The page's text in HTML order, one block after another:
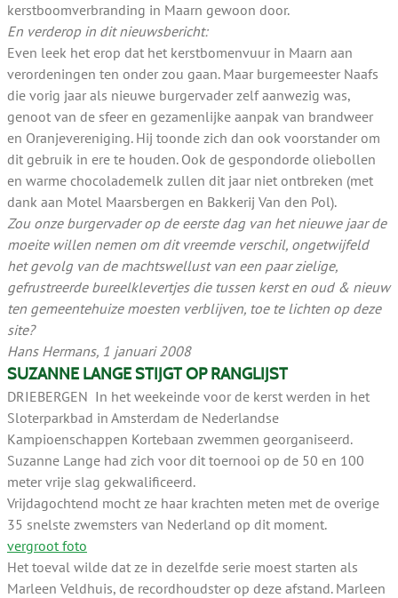
kerstboomverbranding in Maarn gewoon door.
En verderop in dit nieuwsbericht:
Even leek het erop dat het kerstbomenvuur in Maarn aan
verordeningen ten onder zou gaan. Maar burgemeester Naafs
die vorig jaar als nieuwe burgervader zelf aanwezig was,
genoot van de sfeer en gezamenlijke aanpak van brandweer
en Oranjevereniging. Hij toonde zich dan ook voorstander om
dit gebruik in ere te houden. Ook de gespondorde oliebollen
en warme chocolademelk zullen dit jaar niet ontbreken (met
dank aan Motel Maarsbergen en Bakkerij Van den Pol).
Zou onze burgervader op de eerste dag van het nieuwe jaar de
moeite willen nemen om dit vreemde verschil, ongetwijfeld
het gevolg van de machtswellust van een paar zielige,
gefrustreerde bureelklevertjes die tussen kerst en oud & nieuw
ten gemeentehuize moesten verblijven, toe te lichten op deze
site?
Hans Hermans, 1 januari 2008
SUZANNE LANGE STIJGT OP RANGLIJST
DRIEBERGEN In het weekeinde voor de kerst werden in het
Sloterparkbad in Amsterdam de Nederlandse
Kampioenschappen Kortebaan zwemmen georganiseerd.
Suzanne Lange had zich voor dit toernooi op de 50 en 100
meter vrije slag gekwalificeerd.
Vrijdagochtend mocht ze haar krachten meten met de overige
35 snelste zwemsters van Nederland op dit moment.
vergroot foto
Het toeval wilde dat ze in dezelfde serie moest starten als
Marleen Veldhuis, de recordhoudster op deze afstand. Marleen